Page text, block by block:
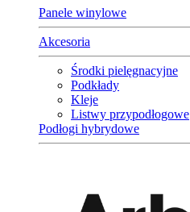
Panele winylowe
Akcesoria
Środki pielęgnacyjne
Podkłady
Kleje
Listwy przypodłogowe
Podłogi hybrydowe